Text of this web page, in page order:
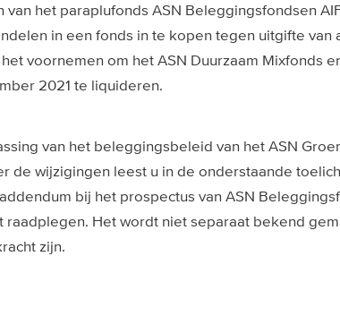
het paraplufonds ASN Beleggingsfondsen
in een fonds in te kopen tegen uitgifte van
voornemen om het ASN Duurzaam Mixfonds
2021 te liquideren.
van het beleggingsbeleid van het ASN
de wijzigingen leest u in de onderstaande
bij het prospectus van ASN
raadplegen. Het wordt niet separaat bekend
zijn.